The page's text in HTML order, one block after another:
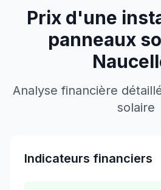
Prix d'une
panneaux
Analyse financière
solaire
Indicateurs financiers